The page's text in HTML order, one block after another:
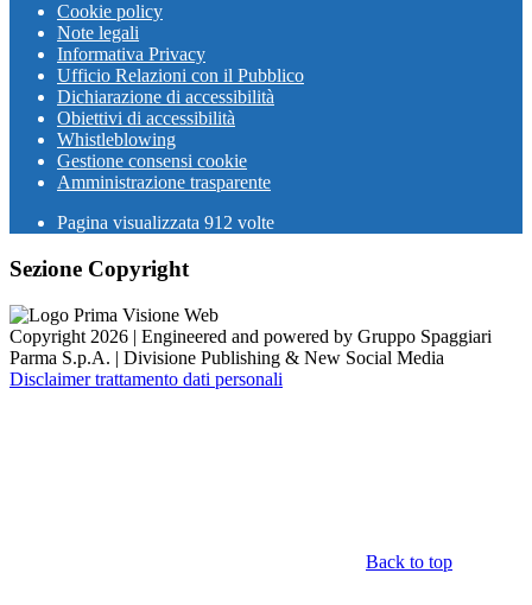
Cookie policy
Note legali
Informativa Privacy
Ufficio Relazioni con il Pubblico
Dichiarazione di accessibilità
Obiettivi di accessibilità
Whistleblowing
Gestione consensi cookie
Amministrazione trasparente
Pagina visualizzata 912 volte
Sezione Copyright
Copyright 2026 | Engineered and powered by Gruppo Spaggiari
Parma S.p.A. | Divisione Publishing & New Social Media
Disclaimer trattamento dati personali
Back to top